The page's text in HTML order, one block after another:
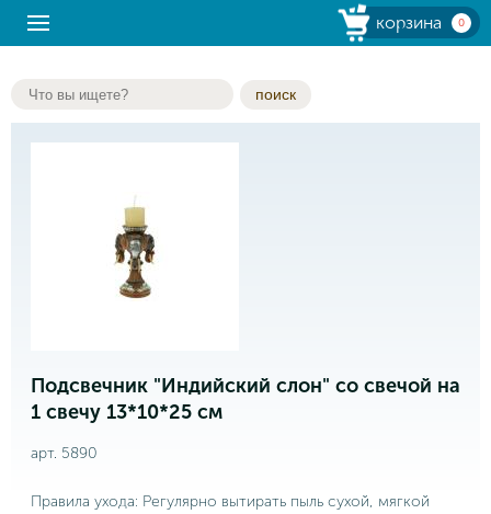
корзина 0
поиск
Подсвечник "Индийский слон" со свечой на
1 свечу 13*10*25 см
арт. 5890
Правила ухода: Регулярно вытирать пыль сухой, мягкой